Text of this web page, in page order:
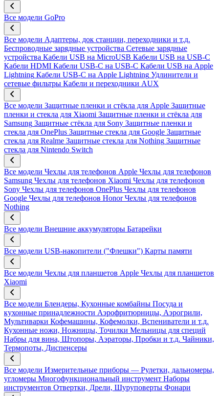
Все модели GoPro
Все модели Адаптеры, док станции, переходники и т.д.
Беспроводные зарядные устройства Сетевые зарядные
устройства Кабели USB на MicroUSB Кабели USB на USB-C
Кабели HDMI Кабели USB-C на USB-C Кабели USB на Apple
Lightning Кабели USB-C на Apple Lightning Удлинители и
сетевые фильтры Кабели и переходники AUX
Все модели Защитные пленки и стёкла для Apple Защитные
пленки и стекла для Xiaomi Защитные пленки и стёкла для
Samsung Защитные стёкла для Sony Защитные пленки и
стекла для OnePlus Защитные стекла для Google Защитные
стекла для Realme Защитные стекла для Nothing Защитные
стекла для Nintendo Switch
Все модели Чехлы для телефонов Apple Чехлы для телефонов
Samsung Чехлы для телефонов Xiaomi Чехлы для телефонов
Sony Чехлы для телефонов OnePlus Чехлы для телефонов
Google Чехлы для телефонов Honor Чехлы для телефонов
Nothing
Все модели Внешние аккумуляторы Батарейки
Все модели USB-накопители ("Флешки") Карты памяти
Все модели Чехлы для планшетов Apple Чехлы для планшетов
Xiaomi
Все модели Блендеры, Кухонные комбайны Посуда и
кухонные принадлежности Аэрофритюрницы, Аэрогрили,
Мультиварки Кофемашины, Кофемолки, Вспениватели и т.д.
Кухонные ножи, Ножницы, Точилки Мельницы для специй
Набры для вина, Штопоры, Аэраторы, Пробки и т.д. Чайники,
Термопоты, Диспенсеры
Все модели Измерительные приборы — Рулетки, дальномеры,
угломеры Многофункциональный инструмент Наборы
инструментов Отвертки, Дрели, Шуруповерты Фонари